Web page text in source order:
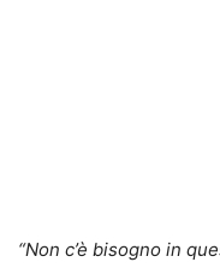
“Non c’è bisogno in